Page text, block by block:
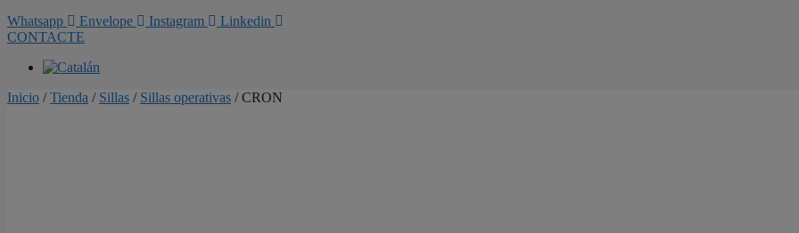
Whatsapp
Envelope Instagram
Linkedin
CONTACTE
Inicio /Tienda / Sillas / Sillas operativas / CRON